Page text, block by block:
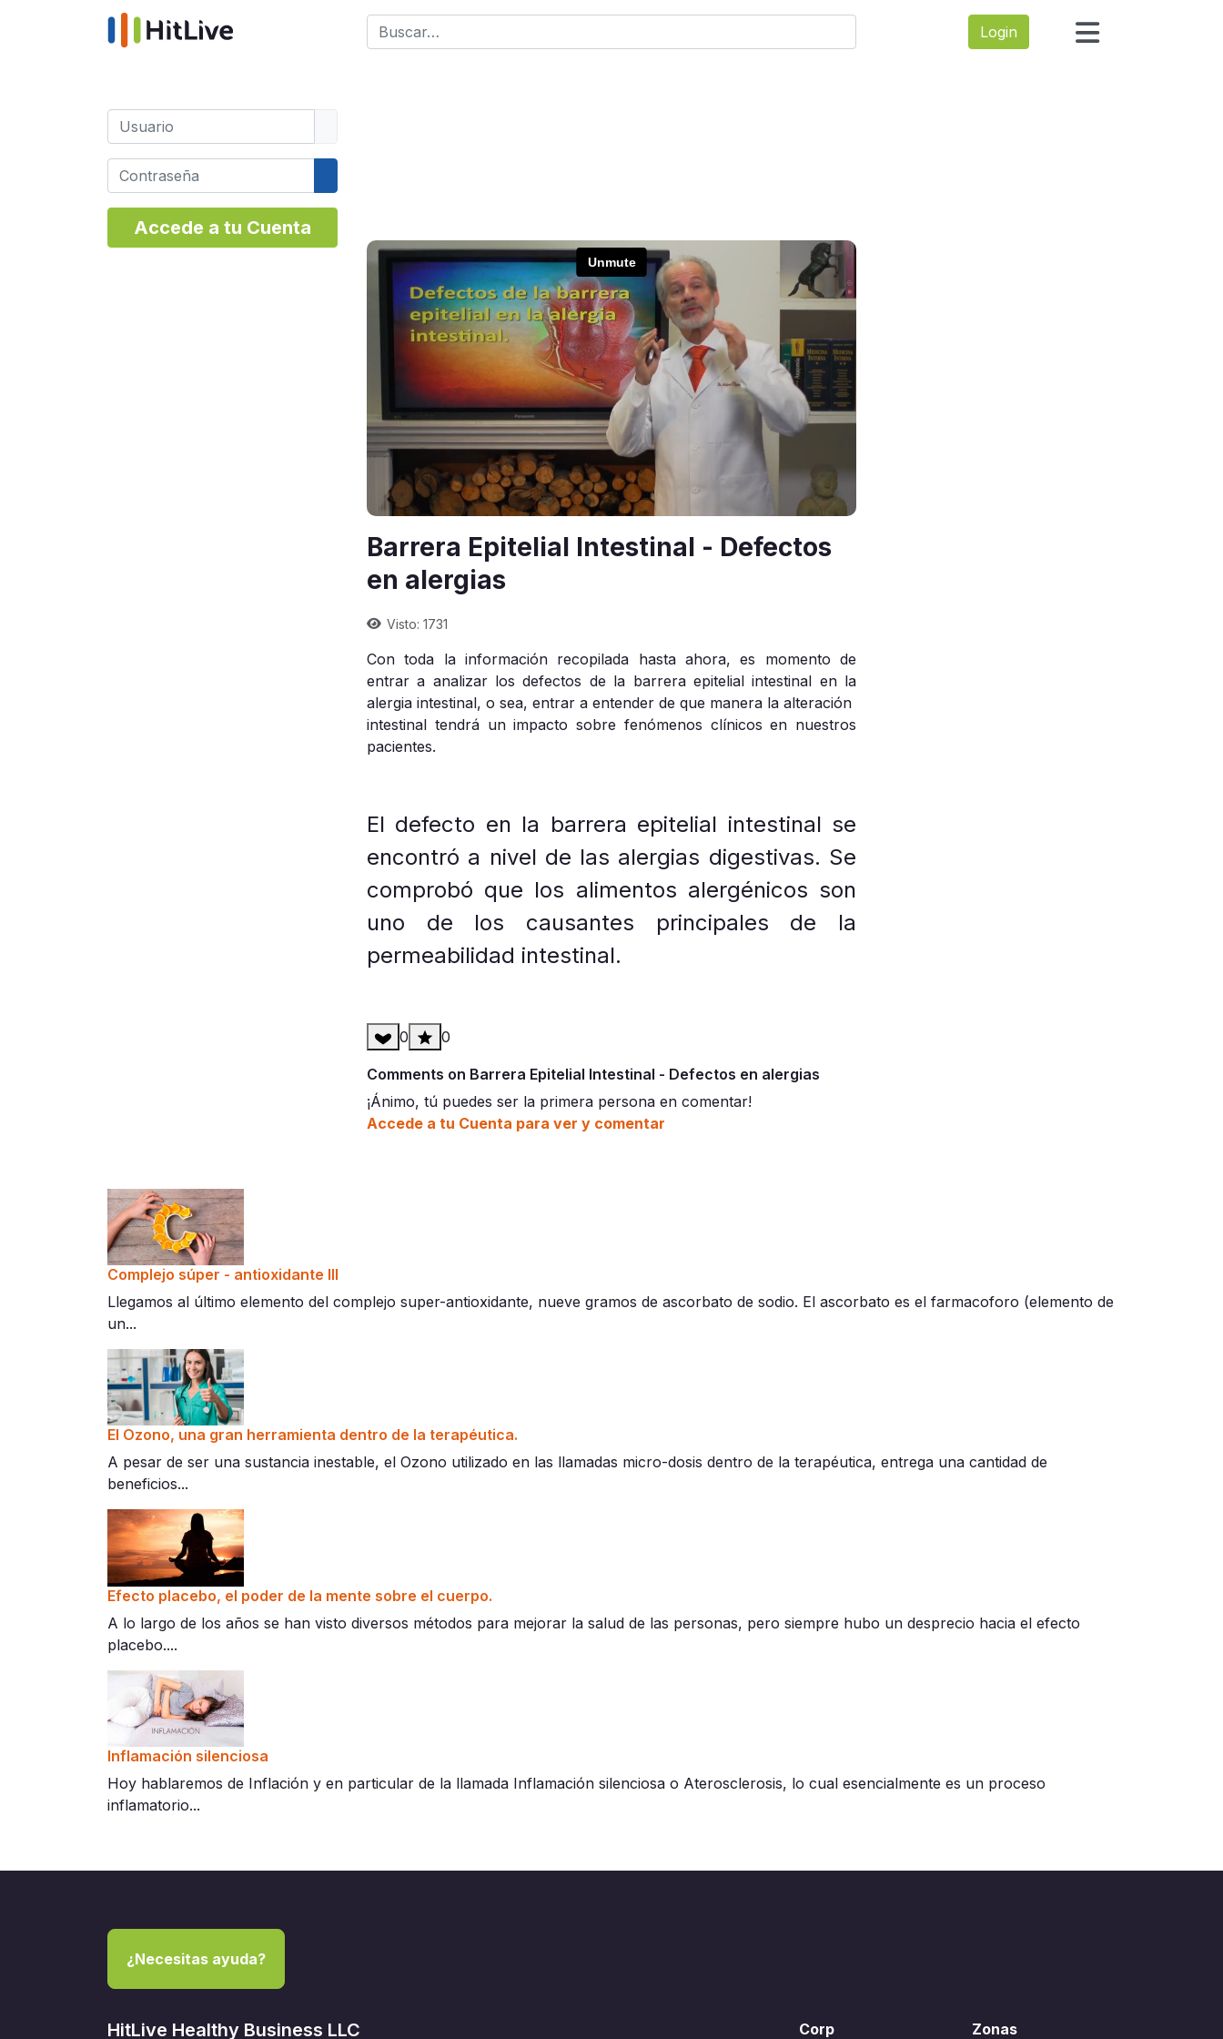
Buscar
Login
Barrera Epitelial Intestinal - Defectos
en alergias
Visto: 1731
Con toda la información recopilada hasta ahora, es momento de
entrar a analizar los defectos de la barrera epitelial intestinal en la
alergia intestinal, o sea, entrar a entender de que manera la alteración
intestinal tendrá un impacto sobre fenómenos clínicos en nuestros
pacientes.
El defecto en la barrera epitelial intestinal se
encontró a nivel de las alergias digestivas. Se
comprobó que los alimentos alergénicos son
uno de los causantes principales de la
permeabilidad intestinal.
0 0
Comments on Barrera Epitelial Intestinal - Defectos en alergias
¡Ánimo, tú puedes ser la primera persona en comentar!
Accede a tu Cuenta para ver y comentar
Usuario
Contraseña
Mostrar contraseña
Accede a tu Cuenta
Complejo súper - antioxidante III
Llegamos al último elemento del complejo super-antioxidante, nueve gramos de ascorbato de sodio. El ascorbato es el farmacoforo (elemento de
un...
El Ozono, una gran herramienta dentro de la terapéutica.
A pesar de ser una sustancia inestable, el Ozono utilizado en las llamadas micro-dosis dentro de la terapéutica, entrega una cantidad de
beneficios...
Efecto placebo, el poder de la mente sobre el cuerpo.
A lo largo de los años se han visto diversos métodos para mejorar la salud de las personas, pero siempre hubo un desprecio hacia el efecto
placebo....
Inflamación silenciosa
Hoy hablaremos de Inflación y en particular de la llamada Inflamación silenciosa o Aterosclerosis, lo cual esencialmente es un proceso
inflamatorio...
¿Necesitas ayuda?
HitLive Healthy Business LLC Corp Zonas